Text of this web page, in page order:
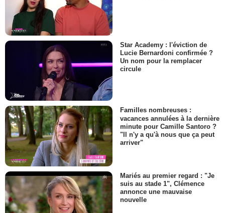
Star Academy : l'éviction de
Lucie Bernardoni confirmée ?
Un nom pour la remplacer
circule
Familles nombreuses :
vacances annulées à la dernière
minute pour Camille Santoro ?
"Il n'y a qu'à nous que ça peut
arriver"
Mariés au premier regard : "Je
suis au stade 1", Clémence
annonce une mauvaise
nouvelle